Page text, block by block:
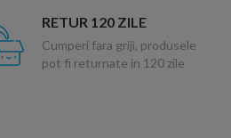
RETUR 120 ZILE
Cumperi fara griji, produsele
pot fi returnate in 120 zile